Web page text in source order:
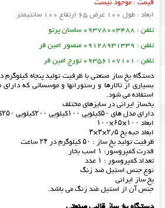
قیمت : موجود نیست
ابعاد : طول 100 عرض 65 ارتفاع 100 سانتیمتر
تلفن : 09378003488 ساسان پرتو
تلفن : 09128931339 منصور امین فر
تلفن : 09356107101 تورج امین فر
دستگاه یخ ساز صنعتی با ظرفیت تولید پنجاه
بسیاری از تالارها و رستورانها و موسساتی که
استفاده می شود.
یخساز ایرانی در سایزهای مختلف
دارای مدل های ۵۰کیلویی ۱۰۰کیلویی ۲۰۰کیلویی ۲۵۰کیلویی ۳۰۰کیلویی
ابعاد ۱۰۰×۶۵×۱۰۰
ابعاد حبه یخ ۲/۵×۳×۳
ظرفیت تولید یخ ساز : ۵۰ کیلوگرم در ۲۴ ساعت
قدرت کمپروسور: ۱ اسب بخار
تعداد کمپروسور : ۱ عدد
نوع جنس استیل ضد زنگ
یخ ساز ایرانی
جنس آن از استیل ضد زنگ می باشد.